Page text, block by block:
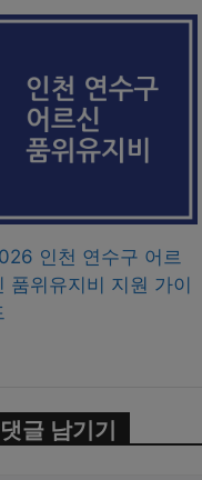
인천 연수구 어르
품위유지비 지원 가이
댓글 남기기